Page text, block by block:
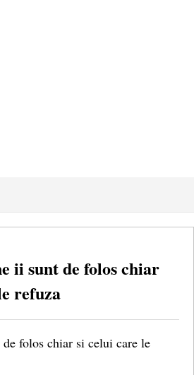
ii sunt de folos chiar
refuza
folos chiar si celui care le